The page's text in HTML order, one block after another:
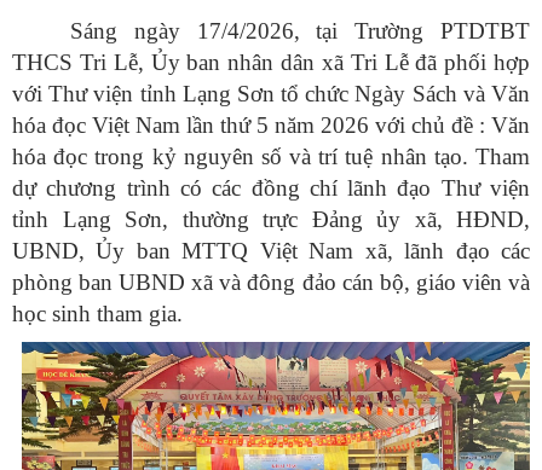
Sáng ngày 17/4/2026, tại Trường PTDTBT
THCS Tri Lễ, Ủy ban nhân dân xã Tri Lễ đã phối hợp
với Thư viện tỉnh Lạng Sơn tổ chức Ngày Sách và Văn
hóa đọc Việt Nam lần thứ 5 năm 2026 với chủ đề : Văn
hóa đọc trong kỷ nguyên số và trí tuệ nhân tạo. Tham
dự chương trình có các đồng chí lãnh đạo Thư viện
tỉnh Lạng Sơn, thường trực Đảng ủy xã, HĐND,
UBND, Ủy ban MTTQ Việt Nam xã, lãnh đạo các
phòng ban UBND xã và đông đảo cán bộ, giáo viên và
học sinh tham gia.